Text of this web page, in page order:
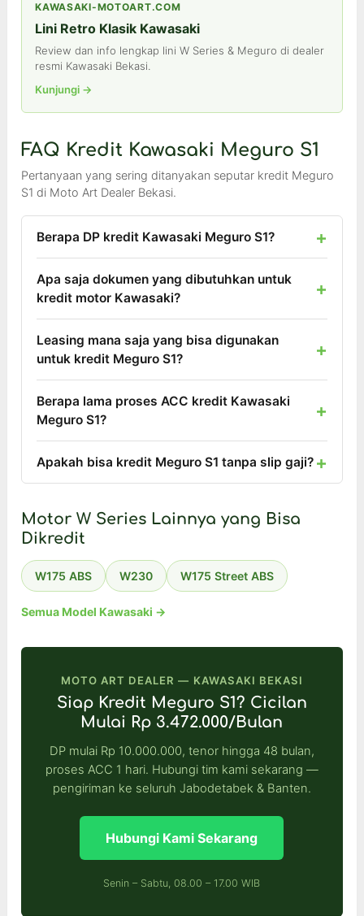
KAWASAKI-MOTOART.COM
Lini Retro Klasik Kawasaki
Review dan info lengkap lini W Series & Meguro di dealer
resmi Kawasaki Bekasi.
Kunjungi →
FAQ Kredit Kawasaki Meguro S1
Pertanyaan yang sering ditanyakan seputar kredit Meguro
S1 di Moto Art Dealer Bekasi.
Berapa DP kredit Kawasaki Meguro S1?
Apa saja dokumen yang dibutuhkan untuk
kredit motor Kawasaki?
Leasing mana saja yang bisa digunakan
untuk kredit Meguro S1?
Berapa lama proses ACC kredit Kawasaki
Meguro S1?
Apakah bisa kredit Meguro S1 tanpa slip gaji?
Motor W Series Lainnya yang Bisa
Dikredit
W175 ABS W230 W175 Street ABS
Semua Model Kawasaki →
MOTO ART DEALER — KAWASAKI BEKASI
Siap Kredit Meguro S1? Cicilan
Mulai Rp 3.472.000/Bulan
DP mulai Rp 10.000.000, tenor hingga 48 bulan,
proses ACC 1 hari. Hubungi tim kami sekarang —
pengiriman ke seluruh Jabodetabek & Banten.
Hubungi Kami Sekarang
Senin – Sabtu, 08.00 – 17.00 WIB